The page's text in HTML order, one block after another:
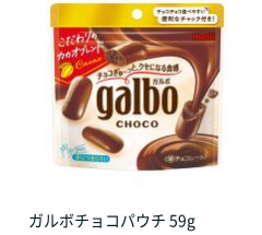
ガルボチョコパウチ 59g